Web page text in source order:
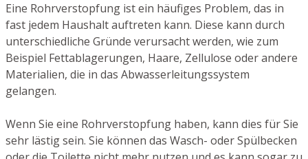
Eine Rohrverstopfung ist ein häufiges Problem, das in
fast jedem Haushalt auftreten kann. Diese kann durch
unterschiedliche Gründe verursacht werden, wie zum
Beispiel Fettablagerungen, Haare, Zellulose oder andere
Materialien, die in das Abwasserleitungssystem
gelangen.
Wenn Sie eine Rohrverstopfung haben, kann dies für Sie
sehr lästig sein. Sie können das Wasch- oder Spülbecken